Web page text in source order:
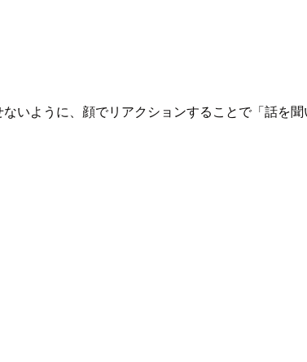
ように、顔でリアクションすることで「話を聞